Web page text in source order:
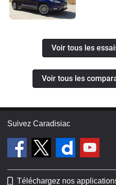
Voir tous les
Voir tous les
Suivez Caradisiac
Téléchargez nos